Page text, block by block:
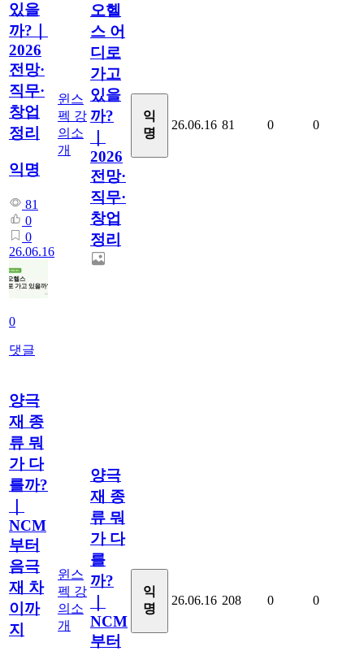
있을
까?｜
2026
전망·
직무·
창업
정리
익명
81
0
0
26.06.16
0
댓글
윈스
펙 강
의소
개
오헬
스 어
디로
가고
있을
까?
2026
전망·
직무·
창업
정리
익
명
26.06.16 81 0 0
양극
재 종
류 뭐
가 다
를까?
NCM
부터
음극
재 차
이까
지
윈스
펙 강
의소
개
양극
재 종
류 뭐
가 다
를
까?
NCM
부터
익
명
26.06.16 208 0 0